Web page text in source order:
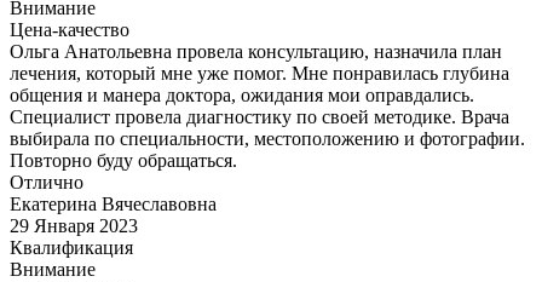
Внимание
Цена-качество
Ольга Анатольевна провела консультацию, назначила план
лечения, который мне уже помог. Мне понравилась глубина
общения и манера доктора, ожидания мои оправдались.
Специалист провела диагностику по своей методике. Врача
выбирала по специальности, местоположению и фотографии.
Повторно буду обращаться.
Отлично
Екатерина Вячеславовна
29 Января 2023
Квалификация
Внимание